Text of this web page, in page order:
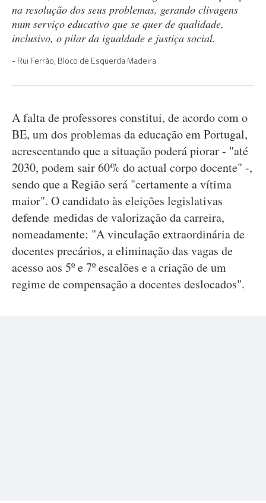
na resolução dos seus problemas, gerando clivagens
num serviço educativo que se quer de qualidade,
inclusivo, o pilar da igualdade e justiça social.
Rui Ferrão, Bloco de Esquerda Madeira
A falta de professores constitui, de acordo com o
BE, um dos problemas da educação em Portugal,
acrescentando que a situação poderá piorar - "até
2030, podem sair 60% do actual corpo docente" -,
sendo que a Região será "certamente a vítima
maior". O candidato às eleições legislativas
defende medidas de valorização da carreira,
nomeadamente: "A vinculação extraordinária de
docentes precários, a eliminação das vagas de
acesso aos 5º e 7º escalões e a criação de um
regime de compensação a docentes deslocados".